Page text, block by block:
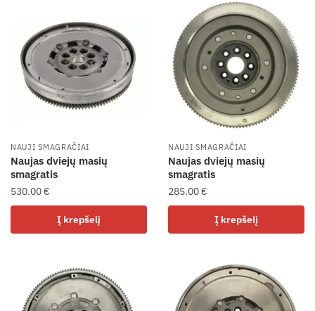
NAUJI SMAGRAČIAI
Naujas dviejų masių
smagratis
530.00€
Į krepšelį
NAUJI SMAGRAČIAI
Naujas dviejų masių
smagratis
285.00€
Į krepšelį